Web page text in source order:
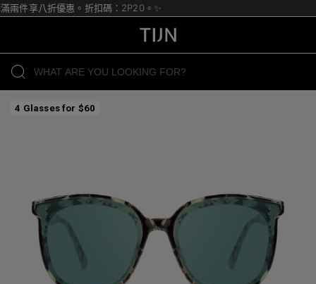
兩件享八折優惠。折扣碼：2P20。✨
4 Glasses for $60